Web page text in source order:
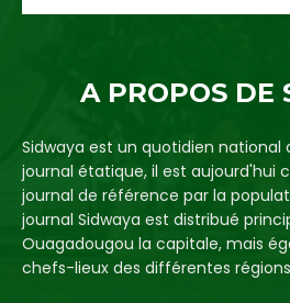
A PROPOS DE
Sidwaya est un quotidien national
journal étatique, il est aujourd'hui
journal de référence par la
journal Sidwaya est distribué
Ouagadougou la capitale, mais
chefs-lieux des différentes régions